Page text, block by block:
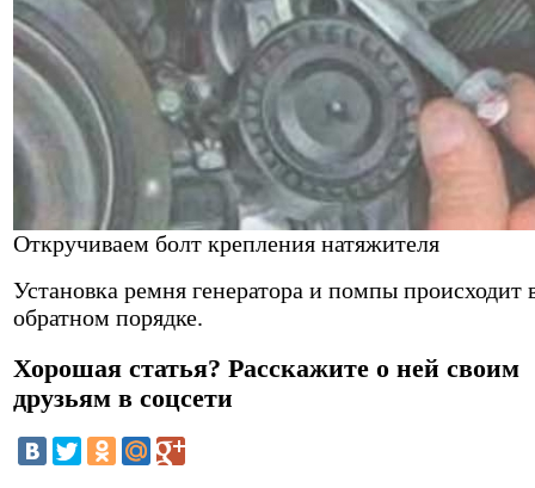
Откручиваем болт крепления натяжителя
Установка ремня генератора и помпы происходит
обратном порядке.
Хорошая статья? Расскажите о ней своим
друзьям в соцсети